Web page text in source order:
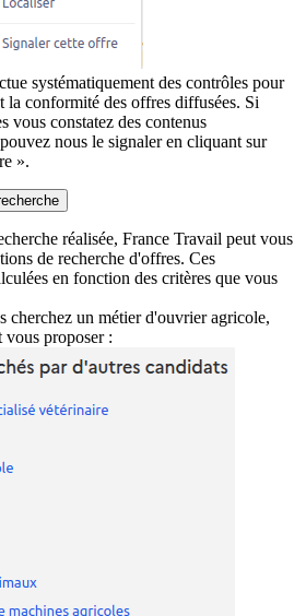
systématiquement des contrôles pour
la conformité des offres diffusées. Si
vous constatez des contenus
nous le signaler en cliquant sur
».
réalisée, France Travail peut vous
de recherche d'offres. Ces
en fonction des critères que vous
cherchez un métier d'ouvrier agricole,
vous proposer :